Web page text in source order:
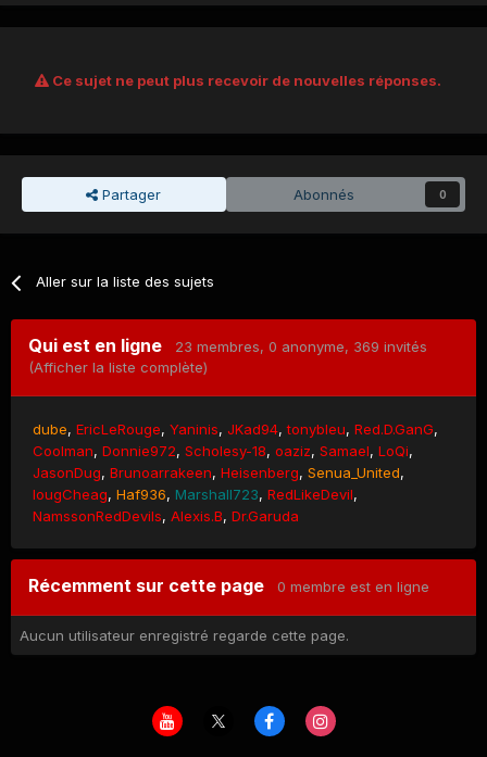
Ce sujet ne peut plus recevoir de nouvelles réponses.
Partager Abonnés 0
Aller sur la liste des sujets
Qui est en ligne 23 membres, 0 anonyme, 369 invités
(Afficher la liste complète)
dube EricLeRouge Yaninis JKad94 tonybleu Red.D.GanG
Coolman Donnie972 Scholesy-18 oaziz Samael LoQi
JasonDug Brunoarrakeen Heisenberg Senua_United
IougCheag Haf936 Marshall723 RedLikeDevil
NamssonRedDevils Alexis.B Dr.Garuda
Récemment sur cette page 0 membre est en ligne
Aucun utilisateur enregistré regarde cette page.